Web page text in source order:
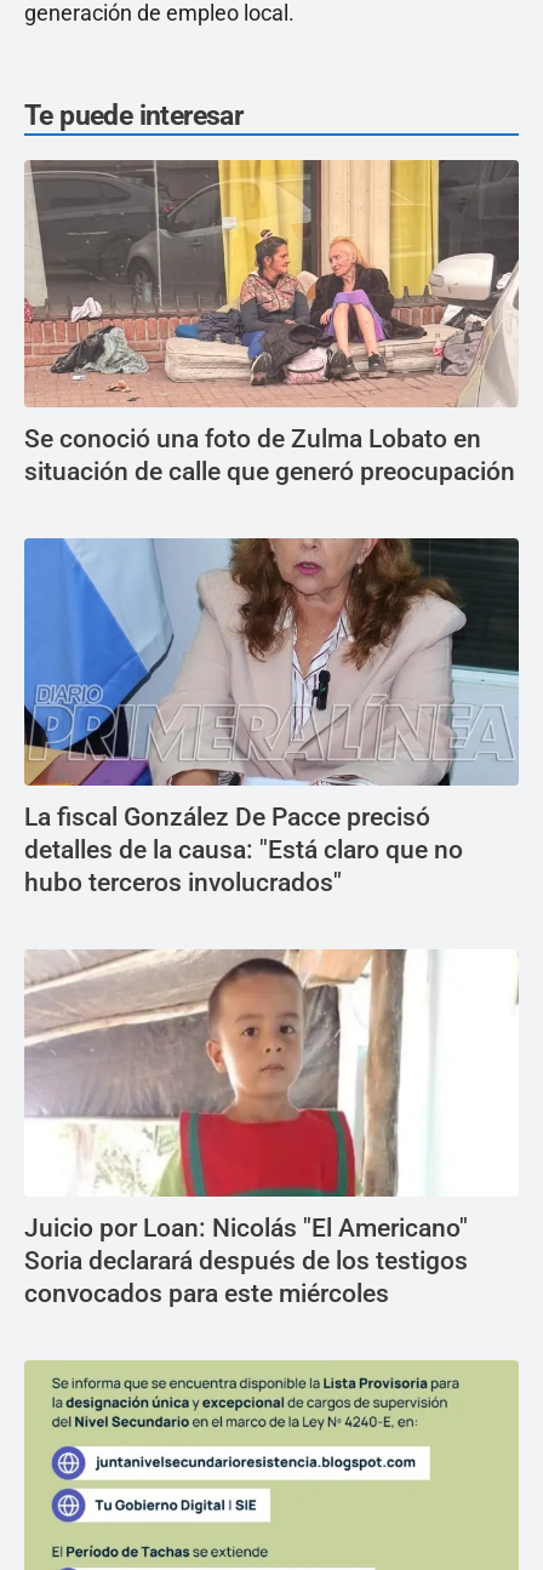
generación de empleo local.
Te puede interesar
Se conoció una foto de Zulma Lobato en
situación de calle que generó preocupación
La fiscal González De Pacce precisó
detalles de la causa: "Está claro que no
hubo terceros involucrados"
Juicio por Loan: Nicolás "El Americano"
Soria declarará después de los testigos
convocados para este miércoles